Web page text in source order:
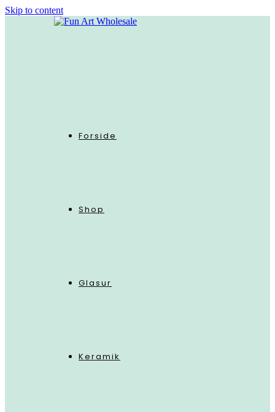
Skip to content
Forside
Shop
Glasur
Keramik